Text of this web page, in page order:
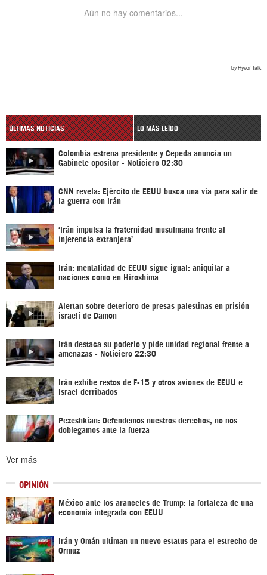
ÚLTIMAS NOTICIAS LO MÁS LEÍDO
Colombia estrena presidente y Cepeda anuncia un
Gabinete opositor - Noticiero 02:30
CNN revela: Ejército de EEUU busca una vía para salir de
la guerra con Irán
‘Irán impulsa la fraternidad musulmana frente al
injerencia extranjera’
Irán: mentalidad de EEUU sigue igual: aniquilar a
naciones como en Hiroshima
Alertan sobre deterioro de presas palestinas en prisión
israelí de Damon
Irán destaca su poderío y pide unidad regional frente a
amenazas - Noticiero 22:30
Irán exhibe restos de F-15 y otros aviones de EEUU e
Israel derribados
Pezeshkian: Defendemos nuestros derechos, no nos
doblegamos ante la fuerza
Ver más
OPINIÓN
México ante los aranceles de Trump: la fortaleza de una
economía integrada con EEUU
Irán y Omán ultiman un nuevo estatus para el estrecho de
Ormuz